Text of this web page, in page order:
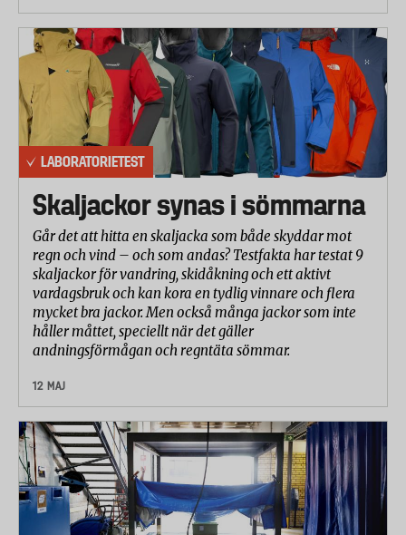
Intorkad crème brulée
Intorkade fläckar av te
Fettbaserade rester och fläckar
Det redovisade resultatet för rengöringseffektivitet
utgörs av medelvärdet från fem tester per fläck och
diskmedel. Renheten bedöms visuellt eller
gravimetriskt (genom vägning).
Glans del 1: Sköljningseffektivitet
Efter rengöringsprogrammet följer sköljning och
tork. När disken är klar ska den inte bära spår av
matrester eller rester av diskmedlet. I testet laddas
diskmaskinen med fem olika bärare (se nedan) som
smutsats med stärkelse, äggvita samt vegetabiliskt
och animaliskt fett. Efter diskprogrammets slut får
disken vila i 10 minuter med öppen lucka för att
svalna. Därefter utvärderas sköljningseffektiviteten i
en ”black box” (svart låda med definierade
ljusförhållanden) för att tydligare kunna se fläckar
från torkade droppar eller ränder. Bedömningen
LABORATORIETEST
Skaljackor synas i sömmarna
Går det att hitta en skaljacka som både skyddar mot
regn och vind – och som andas? Testfakta har testat 9
skaljackor för vandring, skidåkning och ett aktivt
vardagsbruk och kan kora en tydlig vinnare och flera
mycket bra jackor. Men också många jackor som inte
håller måttet, speciellt när det gäller
andningsförmågan och regntäta sömmar.
12 MAJ